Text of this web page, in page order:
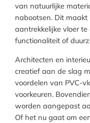
van natuurlijke
nabootsen. Dit maakt
aantrekkelijke vloer
functionaliteit of
Architecten en
creatief aan de slag
voordelen van PVC-
voorkeuren.
worden aangepast
Of het nu gaat om